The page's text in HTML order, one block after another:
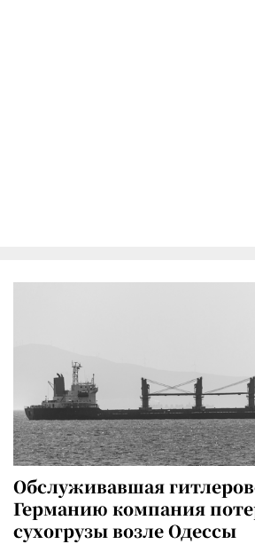
Обслуживавшая
Германию компания
сухогрузы возле Одессы